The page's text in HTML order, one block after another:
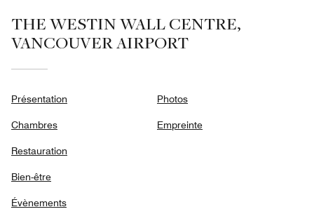
THE WESTIN WALL CENTRE,
VANCOUVER AIRPORT
Présentation
Chambres
Restauration
Bien-être
Évènements
Photos
Empreinte